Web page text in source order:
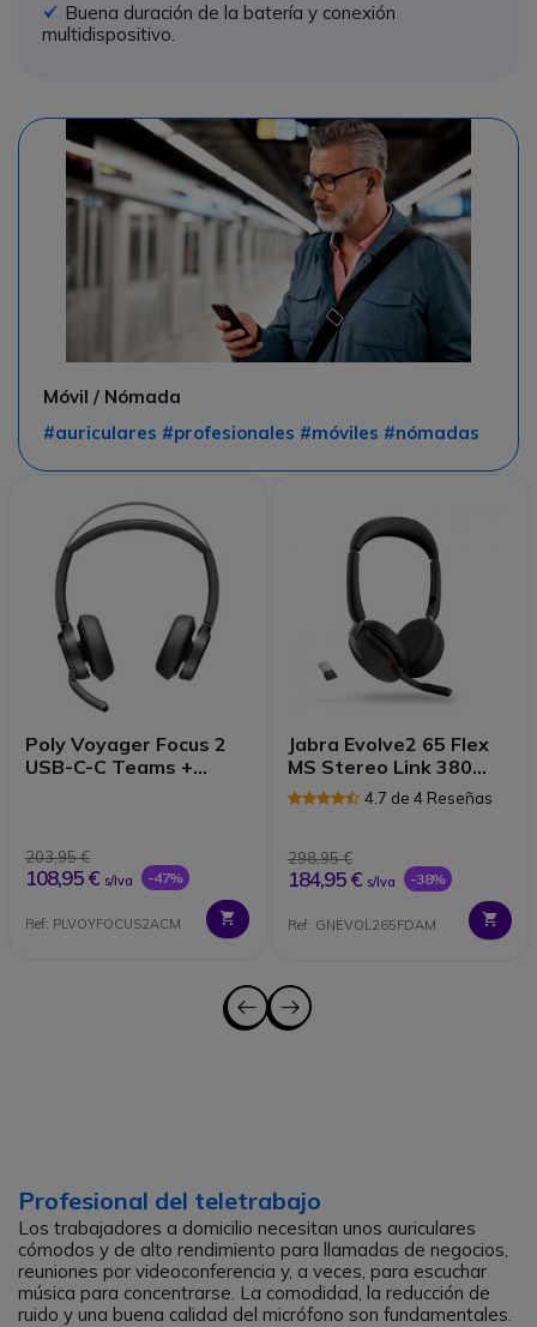
Icono
Buena duración de la batería y conexión
multidispositivo.
Móvil / Nómada
#auriculares #profesionales #móviles #nómadas
Poly Voyager Focus 2
USB-C-C Teams +
203,95 €
108,95 € s/Iva -47%
Ref: PLVOYFOCUS2ACM
Jabra Evolve2 65 Flex
MS Stereo Link 380
USB A
4.7 de 4 Reseñas
298,95 €
184,95 € s/Iva -38%
Ref: GNEVOL265FDAM
Profesional del teletrabajo
Los trabajadores a domicilio necesitan unos auriculares
cómodos y de alto rendimiento para llamadas de negocios,
reuniones por videoconferencia y, a veces, para escuchar
música para concentrarse. La comodidad, la reducción de
ruido y una buena calidad del micrófono son fundamentales.